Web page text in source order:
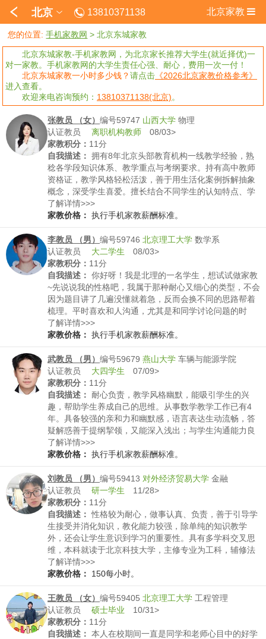
北京 13810371138 北京家教
您的位置:手机家教网 >北京东城家教
北京东城家教-手机家教网，为北京家长推荐大学生(就近择优)一
对一家教。手机家教网的大学生责任心强、耐心，费用一次一付！
北京东城家教一小时多少钱？请点击 《2026北京家教价格参考》
进入查看。
欢迎来电咨询预约： 13810371138(北京)。
张教员 （女） 编号59747 山西大学 物理
认证教员 离职机构教师 08/03>
家教积分： 11分
自我描述： 拥有8年北京头部教育机构一线教学经验，熟
稔各学段知识体系、教学重点与考纲要求。持有高中教师
资格证，教学风格轻松活泼，善于用生活化案例拆解抽象
概念，深受学生喜爱。擅长结合不同学生的认知特点、学
习习惯定制教学方案，精准定位知识薄弱点，助力快速攻
克难点，高效提升学习能力与成绩。
了解详情>>>
家教价格： 执行手机家教薪酬标准。
李教员 （男） 编号59746 北京理工大学 数学系
认证教员 大二学生 08/03>
家教积分： 11分
自我描述： 你好呀！我是北理的一名学生，想试试做家教
~先说说我的性格吧，我属于那种耐心又细心的类型，不会
因为题目讲了几遍没懂就着急，反而会换不同的思路帮着
梳理。平时喜欢和人沟通，尤其是和同学讨论问题的时
候，总能找到大家容易卡壳的地方，这点做家教应该挺合
适的。再讲讲特长，理科是我的强项，数学、物理这些学
也没落下，对知识点的框架和难点很熟悉。另外我特别会
总结学习方法，比如怎么记公式、怎么拆解复杂的物理模
型，这些技巧也能分享给学生。除了学习，我平时也喜欢
运动，偶尔带学生放松一下换换脑子也没问题~你觉得我这
样的风格合适吗？
了解详情>>>
家教价格： 执行手机家教薪酬标准。
武教员 （男） 编号59679 燕山大学 车辆与能源学院
认证教员 大四学生 07/09>
家教积分： 11分
自我描述：
耐心负责，教学风格幽默，能吸引学生的兴
趣，帮助学生养成自己的思维。从事数学教学工作已有4
年。具备较强的亲和力和幽默感，语言表达生动流畅，答
疑解惑善于提纲挈领，又能深入浅出；与学生沟通能力良
好，能迅速把握学生的学习特点，制订相应的教学方案，
因材施教，给学生恰当的学习启发引导，针对不同学生的
了解详情>>>
家教价格： 执行手机家教薪酬标准。
刘教员 （男） 编号59413 对外经济贸易大学 金融
认证教员 研一学生 11/28>
家教积分： 11分
自我描述： 性格较为耐心，做事认真、负责，善于引导学
生接受并消化知识，教化能力较强，除单纯的知识教学
外，还会让学生意识到学习的重要性。具有多学科交叉思
维，本科就读于北京科技大学，主修专业为工科，辅修法
学，硕士就读于对外经济贸易大学专业为金融。高考英语
130，数学130，考研数学120。英语一75分。
了解详情>>>
家教价格：
150每小时。
王教员 （女） 编号59405 北京理工大学 工程管理
认证教员 硕士毕业 10/31>
家教积分： 11分
自我描述： 本人在校期间一直是同学和老师心目中的好学